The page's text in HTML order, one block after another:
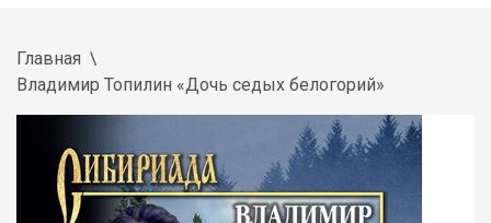
Главная
Владимир Топилин «Дочь седых белогорий»